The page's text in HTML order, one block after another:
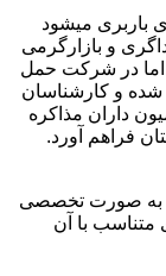
باربری میشود
و بازارگرمی
در شرکت حمل
شده و کارشناسان
داران مذاکره
فراهم آورد.
به صورت تخصصی
متناسب با آن